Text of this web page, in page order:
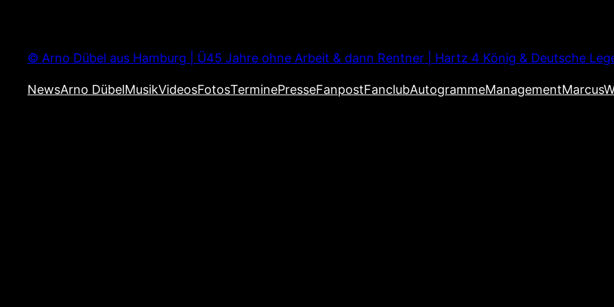
springen
© Arno Dübel aus Hamburg | Ü45 Jahre ohne Arbeit & dann Rentner | Hartz 4 König & Deutsche
NewsArno DübelMusikVideosFotosTerminePresseFanpostFanclubAutogrammeManagement